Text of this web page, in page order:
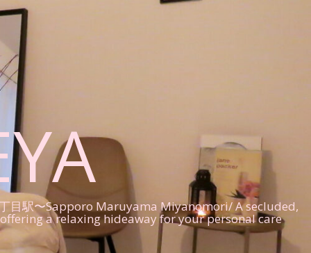
目駅〜Sapporo Maruyama Miyanomori/ A secluded,
a relaxing hideaway for your personal care